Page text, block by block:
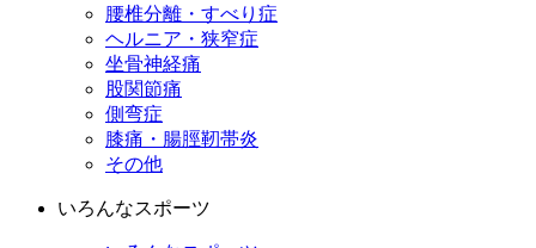
腰椎分離・すべり症
ヘルニア・狭窄症
坐骨神経痛
股関節痛
側弯症
膝痛・腸脛靭帯炎
その他
いろんなスポーツ